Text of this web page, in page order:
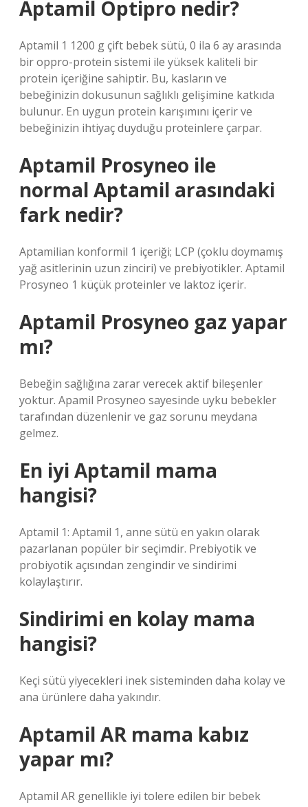
Aptamil Optipro nedir?
Aptamil 1 1200 g çift bebek sütü, 0 ila 6 ay arasında
bir oppro-protein sistemi ile yüksek kaliteli bir
protein içeriğine sahiptir. Bu, kasların ve
bebeğinizin dokusunun sağlıklı gelişimine katkıda
bulunur. En uygun protein karışımını içerir ve
bebeğinizin ihtiyaç duyduğu proteinlere çarpar.
Aptamil Prosyneo ile
normal Aptamil arasındaki
fark nedir?
Aptamilian konformil 1 içeriği; LCP (çoklu doymamış
yağ asitlerinin uzun zinciri) ve prebiyotikler. Aptamil
Prosyneo 1 küçük proteinler ve laktoz içerir.
Aptamil Prosyneo gaz yapar
mı?
Bebeğin sağlığına zarar verecek aktif bileşenler
yoktur. Apamil Prosyneo sayesinde uyku bebekler
tarafından düzenlenir ve gaz sorunu meydana
gelmez.
En iyi Aptamil mama
hangisi?
Aptamil 1: Aptamil 1, anne sütü en yakın olarak
pazarlanan popüler bir seçimdir. Prebiyotik ve
probiyotik açısından zengindir ve sindirimi
kolaylaştırır.
Sindirimi en kolay mama
hangisi?
Keçi sütü yiyecekleri inek sisteminden daha kolay ve
ana ürünlere daha yakındır.
Aptamil AR mama kabız
yapar mı?
Aptamil AR genellikle iyi tolere edilen bir bebek